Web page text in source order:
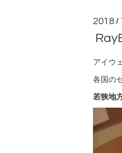
2018 /
アイウ
各国の
若狭地